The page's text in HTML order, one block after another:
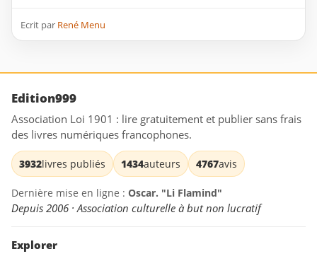
Ecrit par René Menu
Edition999
Association Loi 1901 : lire gratuitement et publier sans frais
des livres numériques francophones.
3932livres publiés 1434auteurs 4767avis
Dernière mise en ligne : Oscar. "Li Flamind"
Depuis 2006 · Association culturelle à but non lucratif
Explorer